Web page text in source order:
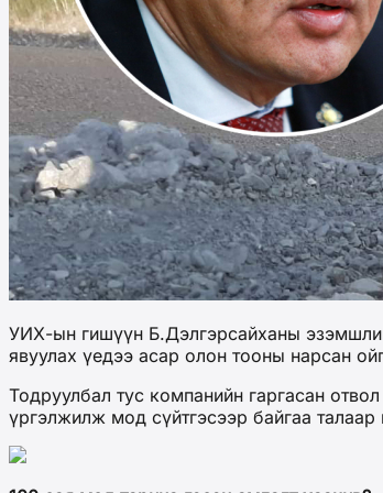
УИХ-ын гишүүн Б.Дэлгэрсайханы
явуулах үедээ асар олон тооны нарсан
Тодруулбал тус компанийн гаргасан
үргэлжилж мод сүйтгэсээр байгаа